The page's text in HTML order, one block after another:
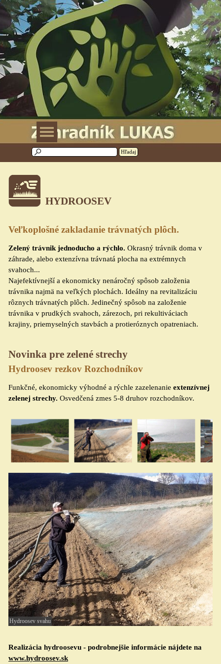
Prejsť na obsah
Hľadaj
Preskočiť menu
HYDROOSEV
Veľkoplošné zakladanie trávnatých plôch.
Zelený trávnik jednoducho a rýchlo. Okrasný trávnik doma v
záhrade, alebo extenzívna trávnatá plocha na extrémnych
svahoch...
Najefektívnejší a ekonomicky nenáročný spôsob založenia
trávnika najmä na veľkých plochách. Ideálny na revitalizáciu
rôznych trávnatých plôch. Jedinečný spôsob na založenie
trávnika v prudkých svahoch, zárezoch, pri rekultiváciach
krajiny, priemyselných stavbách a protieróznych opatreniach.
Novinka pre zelené strechy
Hydroosev rezkov Rozchodníkov
Funkčné, ekonomicky výhodné a rýchle zazelenanie extenzívnej
zelenej strechy. Osvedčená zmes 5-8 druhov rozchodníkov.
Hydroosev svahu
Realizácia hydroosevu - podrobnejšie informácie nájdete na
www.hydroosev.sk